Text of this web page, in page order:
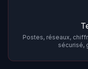
Postes, réseaux,
sécurisé,